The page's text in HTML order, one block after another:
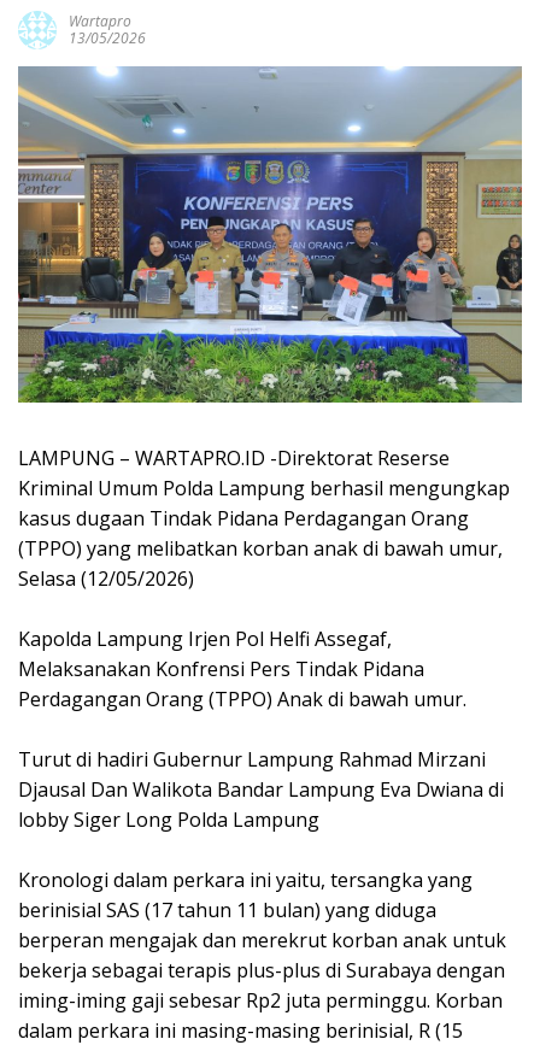
Wartapro
13/05/2026
LAMPUNG – WARTAPRO.ID -Direktorat Reserse
Kriminal Umum Polda Lampung berhasil mengungkap
kasus dugaan Tindak Pidana Perdagangan Orang
(TPPO) yang melibatkan korban anak di bawah umur,
Selasa (12/05/2026)
‎Kapolda Lampung Irjen Pol Helfi Assegaf,
Melaksanakan Konfrensi Pers Tindak Pidana
Perdagangan Orang (TPPO) Anak di bawah umur.
‎Turut di hadiri Gubernur Lampung Rahmad Mirzani
Djausal Dan Walikota Bandar Lampung Eva Dwiana di
lobby Siger Long Polda Lampung
‎Kronologi dalam perkara ini yaitu, tersangka yang
berinisial SAS (17 tahun 11 bulan) yang diduga
berperan mengajak dan merekrut korban anak untuk
bekerja sebagai terapis plus-plus di Surabaya dengan
iming-iming gaji sebesar Rp2 juta perminggu. Korban
dalam perkara ini masing-masing berinisial, R (15